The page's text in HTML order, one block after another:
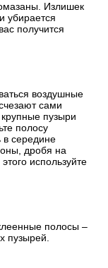
Излишек
убирается
получится
воздушные
сами
пузыри
полосу
середине
дробя на
используйте
полосы –
пузырей.